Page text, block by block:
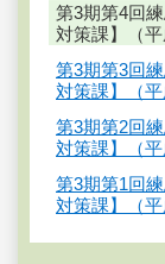
第3期第4回
対策課】（平
第3期第3回
対策課】（平
第3期第2回
対策課】（平
第3期第1回
対策課】（平